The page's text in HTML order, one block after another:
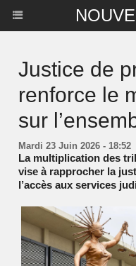
Justice de
renforce le
sur
Mardi 23 Juin 2026 - 18:52
La multiplication des
vise à rapprocher la
l’accès aux services